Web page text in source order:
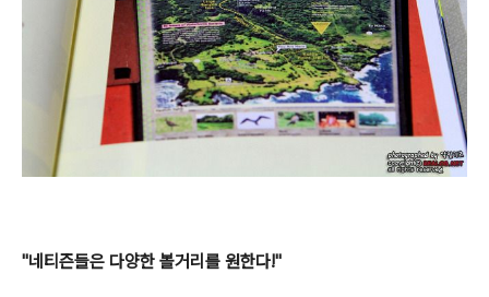
"네티즌들은 다양한 볼거리를 원한다!"